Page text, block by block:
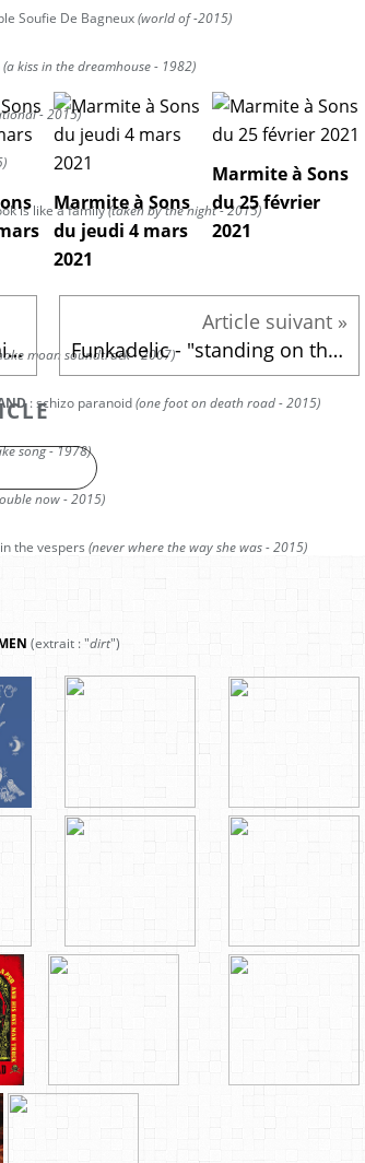
Soufie De Bagneux(world of -2015)
(a kiss in the dreamhouse - 1982)
- 2015)
is like a family(taken by the night - 2015)
moan soundtrack - 2007)
: schizo paranoid(one foot on death road - 2015)
song - 1978)
now - 2015)
the vespers (never where the way she was - 2015)
(extrait : "dirt")
Marmite à Sons
du jeudi 4 mars
2021
Marmite à Sons
du 25 février
2021
The Sonics - "this is the sonics" (2015) Funkadelic - "standing on the verge of getting it on" (1974)